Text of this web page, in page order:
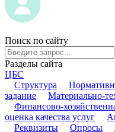
Поиск по сайту
Разделы сайта
ЦБС
Структура
задание
Материально-
Финансово-
оценка качества услуг
Реквизиты
Опросы